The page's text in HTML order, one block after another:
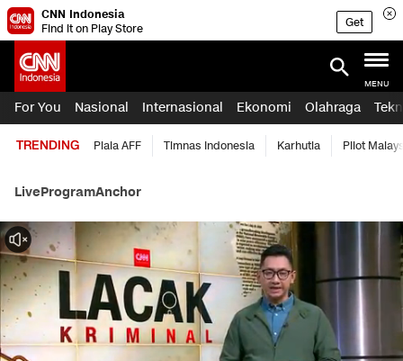
CNN Indonesia
Find it on Play Store
Get
MENU
For You Nasional Internasional Ekonomi Olahraga
TRENDING Piala AFF Timnas Indonesia Karhutla Pilot
LiveProgramAnchor